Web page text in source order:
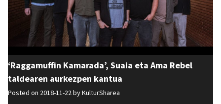
‘Raggamuffin Kamarada’, Suaia eta Ama Rebel
taldearen aurkezpen kantua
Posted on 2018-11-22 byKulturSharea